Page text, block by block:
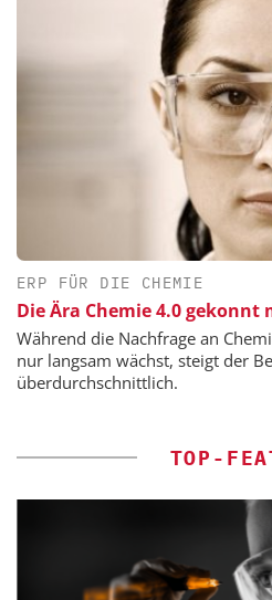
ERP FÜR DIE CHEMIE
Die Ära Chemie 4.0 gekonnt
Während die Nachfrage an
nur langsam wächst, steigt der
überdurchschnittlich.
TOP-